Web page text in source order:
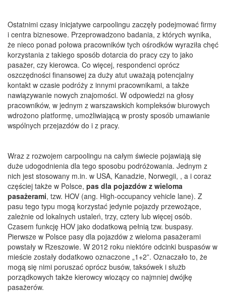
Ostatnimi czasy inicjatywe carpoolingu zaczęły podejmować firmy
i centra biznesowe. Przeprowadzono badania, z których wynika,
że nieco ponad połowa pracowników tych ośrodków wyraziła chęć
korzystania z takiego sposób dotarcia do pracy czy to jako
pasażer, czy kierowca. Co więcej, respondenci oprócz
oszczędności finansowej za duży atut uważają potencjalny
kontakt w czasie podróży z innymi pracownikami, a także
nawiązywanie nowych znajomości. W odpowiedzi na głosy
pracowników, w jednym z warszawskich kompleksów biurowych
wdrożono platformę, umożliwiającą w prosty sposób umawianie
wspólnych przejazdów do i z pracy.
Wraz z rozwojem carpoolingu na całym świecie pojawiają się
duże udogodnienia dla tego sposobu podróżowania. Jednym z
nich jest stosowany m.in. w USA, Kanadzie, Norwegii, , a i coraz
częściej także w Polsce, pas dla pojazdów z wieloma
pasażerami, tzw. HOV (ang. High-occupancy vehicle lane). Z
pasu tego typu mogą korzystać jedynie pojazdy przewożące,
zależnie od lokalnych ustaleń, trzy, cztery lub więcej osób.
Czasem funkcję HOV jako dodatkową pełnią tzw. buspasy.
Pierwsze w Polsce pasy dla pojazdów z wieloma pasażerami
powstały w Rzeszowie. W 2012 roku niektóre odcinki buspasów w
mieście zostały dodatkowo oznaczone „1+2”. Oznaczało to, że
mogą się nimi poruszać oprócz busów, taksówek i służb
porządkowych także kierowcy wiozący co najmniej dwójkę
pasażerów.